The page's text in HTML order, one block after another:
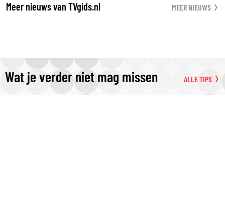
Meer nieuws van TVgids.nl MEER NIEUWS
Wat je verder niet mag missen ALLE TIPS